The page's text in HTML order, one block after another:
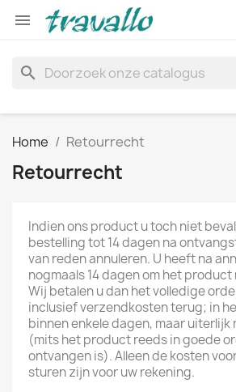

search
Home Retourrecht
Retourrecht
Indien ons product u toch niet
bestelling tot 14 dagen na
van reden annuleren. U heeft na
nogmaals 14 dagen om het
Wij betalen u dan het volledige
inclusief verzendkosten terug; in
binnen enkele dagen, maar uiterlijk
(mits het product reeds in goede
ontvangen is). Alleen de kosten
sturen zijn voor uw rekening.